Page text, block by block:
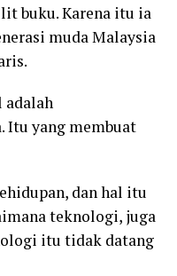
buku. Karena itu ia
muda Malaysia
adalah
Itu yang membuat
dan hal itu
teknologi, juga
itu tidak datang